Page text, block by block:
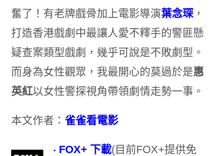
奮了！有老牌戲骨加上電影導演葉念琛，
打造香港戲劇中最讓人愛不釋手的警匪懸
疑查案類型戲劇，幾乎可說是不敗劇型。
而身為女性觀眾，我最開心的莫過於是惠
英紅以女性警探視角帶領劇情走勢一事。
本文作者： 雀雀看電影
‧ FOX+ 下載(目前FOX+提供免